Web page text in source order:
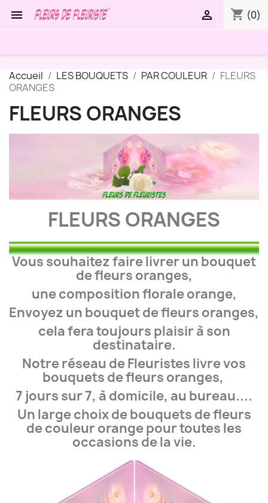
 shopping_cart (0)

Accueil LES BOUQUETS PAR COULEUR
FLEURS
ORANGES
FLEURS ORANGES
FLEURS ORANGES
Vous souhaitez faire livrer un bouquet
de fleurs oranges,
une composition florale orange,
Envoyez un bouquet de fleurs oranges,
cela fera toujours plaisir à son
destinataire.
Notre réseau de Fleuristes livre vos
bouquets de fleurs oranges,
7 jours sur 7, à domicile, au bureau....
Un large choix de bouquets de fleurs
de couleur orange pour toutes les
occasions de la vie.